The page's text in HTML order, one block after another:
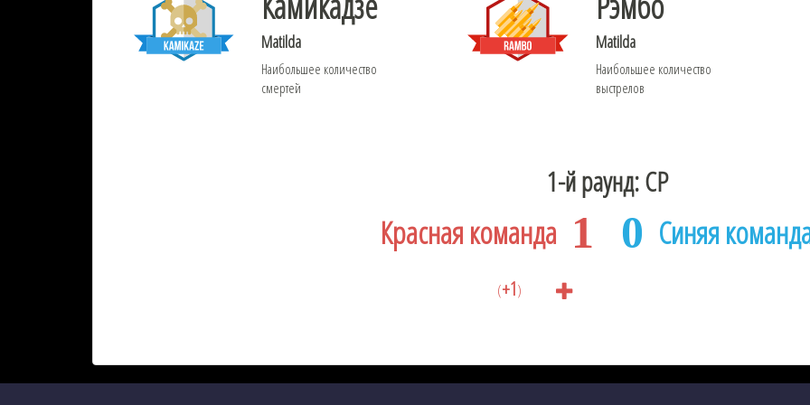
Matilda
Наибольшее количество
смертей
Matilda
Наибольшее количество
выстрелов
1-й раунд: CP
1
Красная команда
(+1)
0 Синяя